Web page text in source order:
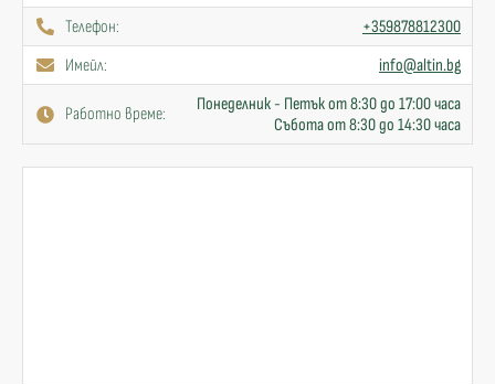
Телефон:
+359878812300
Имейл:
info@altin.bg
Работно време:
Понеделник - Петък от 8:30 до 17:00 часа
Събота от 8:30 до 14:30 часа